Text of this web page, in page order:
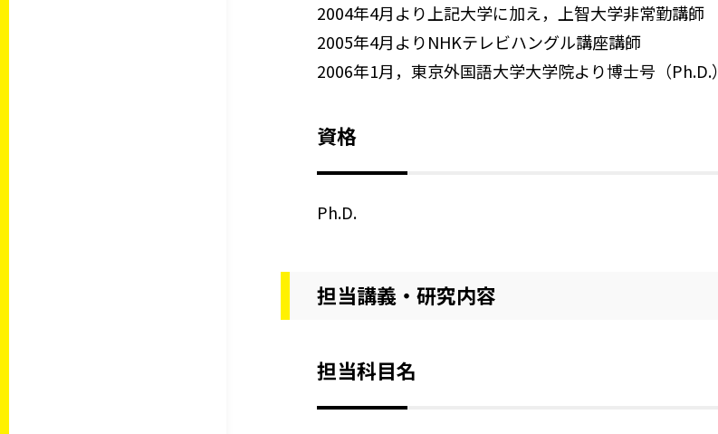
2004年4月より上記大学に加え，上智大学非常勤講師
2005年4月よりNHKテレビハングル講座講師
2006年1月，東京外国語大学大学院より博士号（Ph.D.）
資格
Ph.D.
担当講義・研究内容
担当科目名